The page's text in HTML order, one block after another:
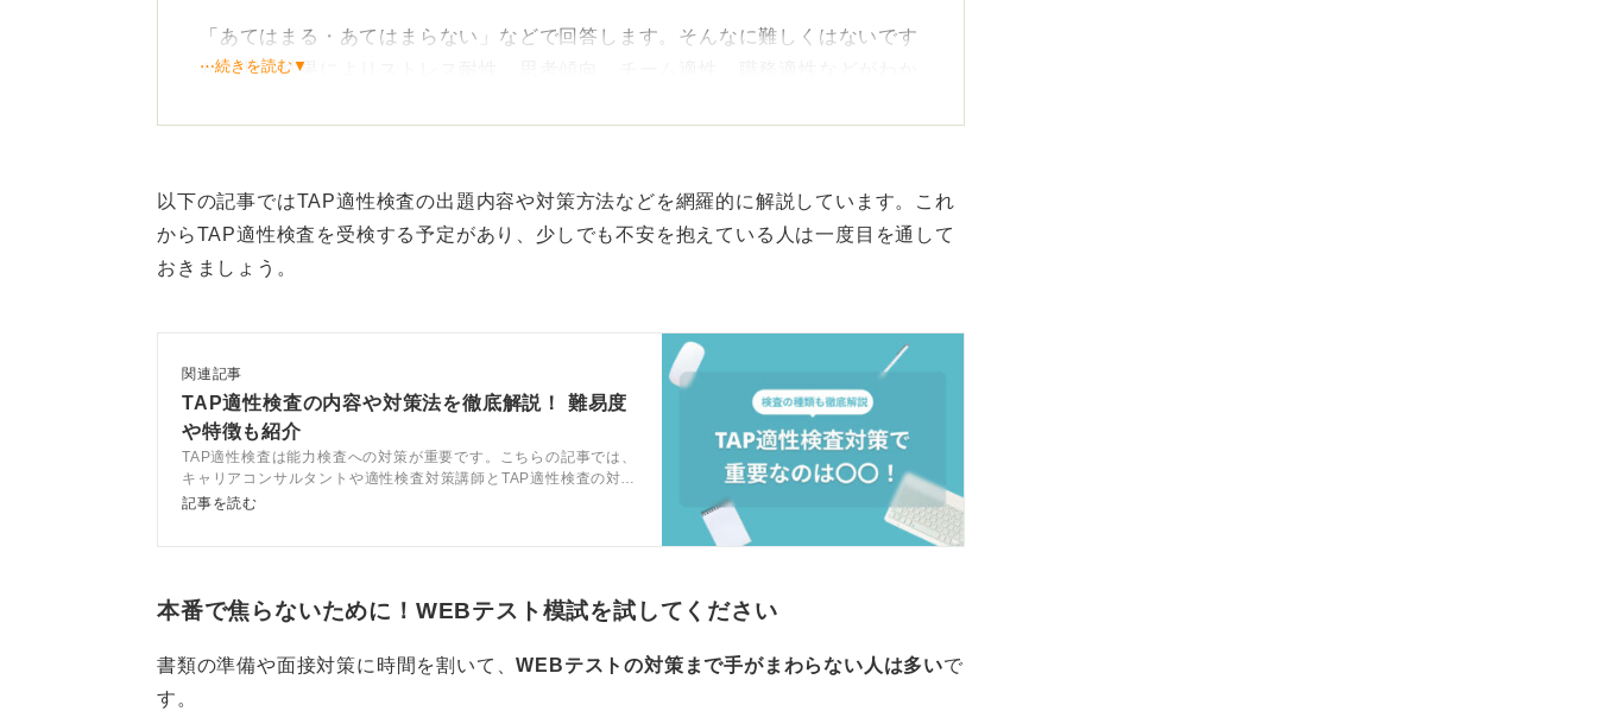
「あてはまる・あてはまらない」などで回答します。そんなに難しくはないです
が、判定結果によりストレス耐性、思考傾向、チーム適性、職務適性などがわか
SPIと玉手箱との大きな違いは性格と行動傾向を大きく評価されるということで
す。TAP21は基本的に性格や価値観の一致を測るテストなので、事前学習は必要
志向よりも自己分析を重きに置いているため、TAP21は自分をどう表現するかが
ポイントであり。計算力や読解力を問う問題は出題されません。
ブレないように、一貫性を持って答えること、よく見せようとしないなどするこ
とが重要です。極端に無理をして答えると、かえって不自然なスコアになりま
す。
自分の価値観や働き方の傾向を再認識できる良い機会でもあるので、ぜひ前向き
⋯続きを読む▼
以下の記事ではTAP適性検査の出題内容や対策方法などを網羅的に解説しています。これ
からTAP適性検査を受検する予定があり、少しでも不安を抱えている人は一度目を通して
おきましょう。
関連記事
TAP適性検査の内容や対策法を徹底解説！ 難易度
や特徴も紹介
TAP適性検査は能力検査への対策が重要です。こちらの記事では、
キャリアコンサルタントや適性検査対策講師とTAP適性検査の対策
方法を解説します。導入企業が少ないため受検する機会が少ない
記事を読む
本番で焦らないために！WEBテスト模試を試してください
書類の準備や面接対策に時間を割いて、WEBテストの対策まで手がまわらない人は多いで
す。